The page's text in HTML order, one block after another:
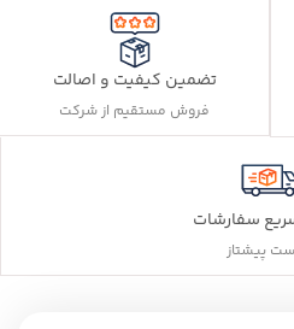
تضمین کیفیت و اصالت
فروش مستقیم از شرکت
سفارشات
پیشتاز